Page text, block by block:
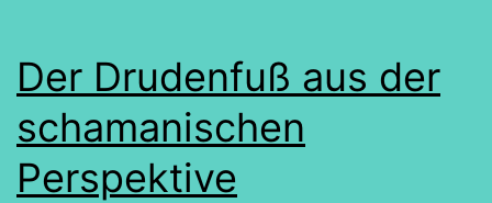
Der Drudenfuß aus der
schamanischen
Perspektive